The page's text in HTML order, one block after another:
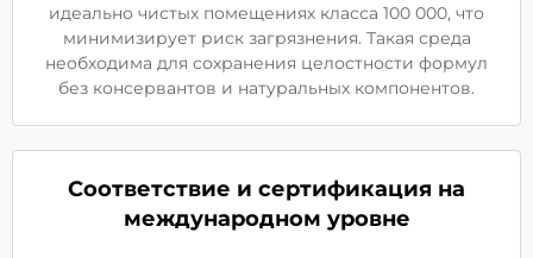
идеально чистых помещениях класса 100 000, что
минимизирует риск загрязнения. Такая среда
необходима для сохранения целостности формул
без консервантов и натуральных компонентов.
Соответствие и сертификация на
международном уровне